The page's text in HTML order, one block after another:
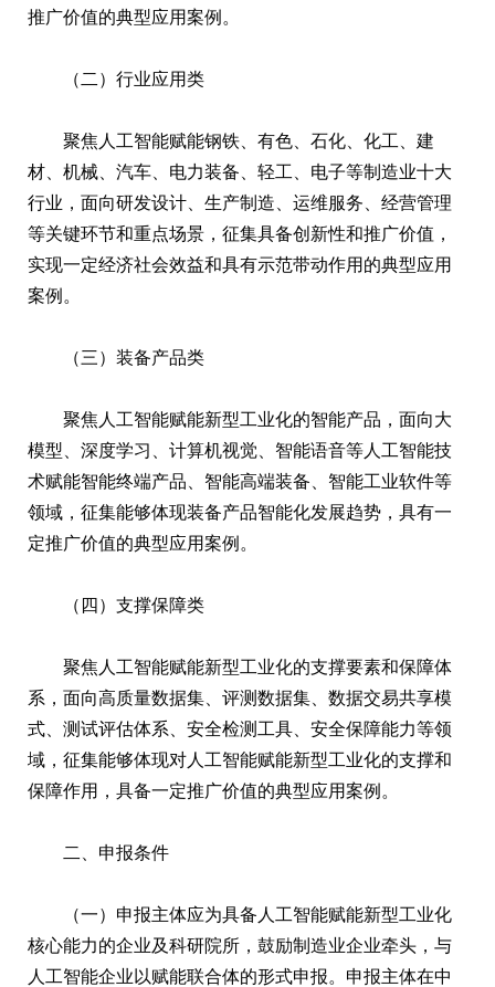
推广价值的典型应用案例。
（二）行业应用类
聚焦人工智能赋能钢铁、有色、石化、化工、建
材、机械、汽车、电力装备、轻工、电子等制造业十大
行业，面向研发设计、生产制造、运维服务、经营管理
等关键环节和重点场景，征集具备创新性和推广价值，
实现一定经济社会效益和具有示范带动作用的典型应用
案例。
（三）装备产品类
聚焦人工智能赋能新型工业化的智能产品，面向大
模型、深度学习、计算机视觉、智能语音等人工智能技
术赋能智能终端产品、智能高端装备、智能工业软件等
领域，征集能够体现装备产品智能化发展趋势，具有一
定推广价值的典型应用案例。
（四）支撑保障类
聚焦人工智能赋能新型工业化的支撑要素和保障体
系，面向高质量数据集、评测数据集、数据交易共享模
式、测试评估体系、安全检测工具、安全保障能力等领
域，征集能够体现对人工智能赋能新型工业化的支撑和
保障作用，具备一定推广价值的典型应用案例。
二、申报条件
（一）申报主体应为具备人工智能赋能新型工业化
核心能力的企业及科研院所，鼓励制造业企业牵头，与
人工智能企业以赋能联合体的形式申报。申报主体在中